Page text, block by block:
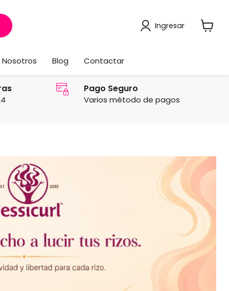
Ingresar
Nosotros Blog Contactar
Pago Seguro
Varios método de pagos